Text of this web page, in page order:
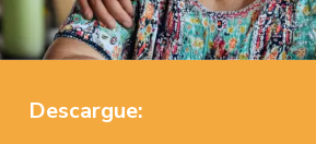
Descargue: